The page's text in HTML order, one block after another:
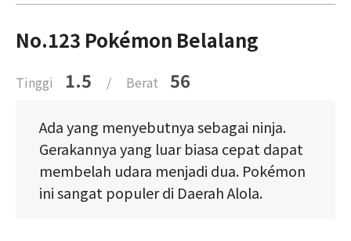
No.123 Pokémon Belalang
Tinggi 1.5 / Berat 56
Ada yang menyebutnya sebagai ninja.
Gerakannya yang luar biasa cepat dapat
membelah udara menjadi dua. Pokémon
ini sangat populer di Daerah Alola.